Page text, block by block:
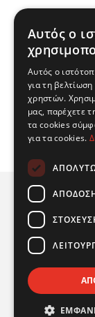
Αυτός ο
Αυτός ο
για τη
χρηστών.
μας, παρέχετε
τα cookies
για τα cookies.